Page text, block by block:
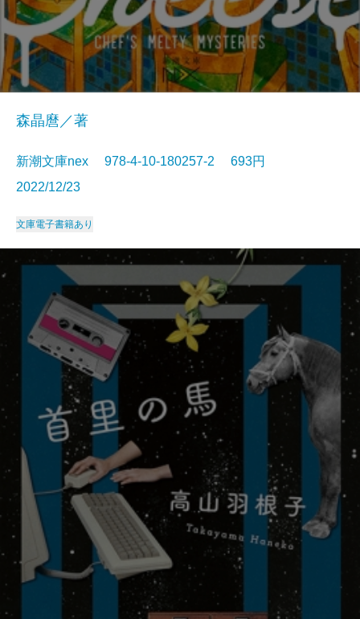
森晶麿／著
新潮文庫nex 978-4-10-180257-2 693円
2022/12/23
文庫電子書籍あり